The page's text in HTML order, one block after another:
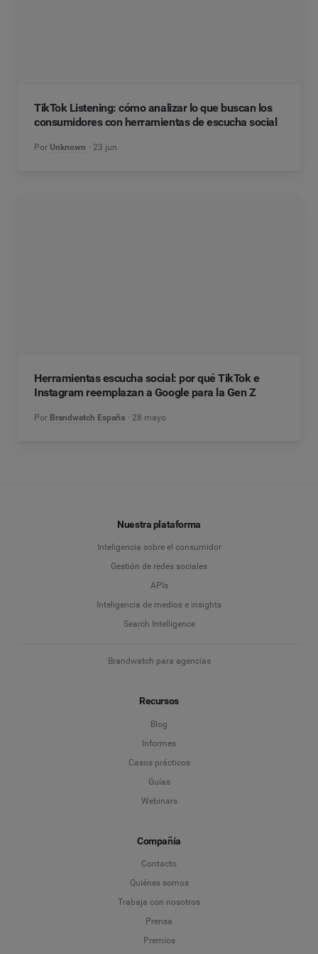
TikTok Listening: cómo analizar lo que buscan los
consumidores con herramientas de escucha social
Por Unknown 23 jun
Herramientas escucha social: por qué TikTok e
Instagram reemplazan a Google para la Gen Z
Por Brandwatch España 28 mayo
Nuestra plataforma
Inteligencia sobre el consumidor
Gestión de redes sociales
APIs
Inteligencia de medios e insights
Search Intelligence
Brandwatch para agencias
Recursos
Blog
Informes
Casos prácticos
Guías
Webinars
Compañía
Contacto
Quiénes somos
Trabaja con nosotros
Prensa
Premios